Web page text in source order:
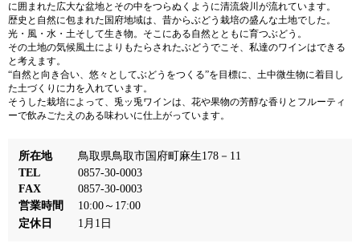
に囲まれた広大な盆地とその中をつらぬくように清流袋川が流れています。
歴史と自然に包まれた国府地域は、昔からぶどう栽培の盛んな土地でした。
光・風・水・土そして生き物。そこにある自然とともに育つぶどう。
その土地の気候風土によりもたらされたぶどうでこそ、私達のワインはできる
と考えます。
“自然と向き合い、悠々としてぶどうをつくる”を目標に、土中微生物に着目し
た土づくりに力を入れています。
そうした栽培によって、兎ッ兎ワインは、花や果物の芳醇な香りとフルーティ
ーで飲みごたえのある味わいに仕上がっています。
所在地
鳥取県鳥取市国府町麻生178－11
TEL
0857-30-0003
FAX
0857-30-0003
営業時間
10:00～17:00
定休日
1月1日